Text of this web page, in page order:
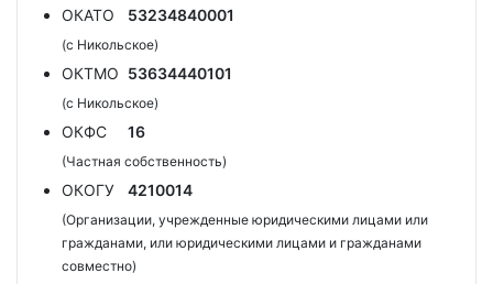
ОКАТО
53234840001
(с Никольское)
ОКТМО 53634440101
(с Никольское)
ОКФС 16
(Частная собственность)
ОКОГУ 4210014
(Организации, учрежденные юридическими лицами или
гражданами, или юридическими лицами и гражданами
совместно)